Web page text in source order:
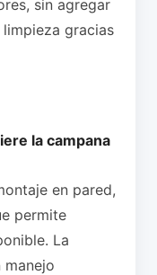
sin agregar
gracias
la campana
en pared,
permite
La
manejo